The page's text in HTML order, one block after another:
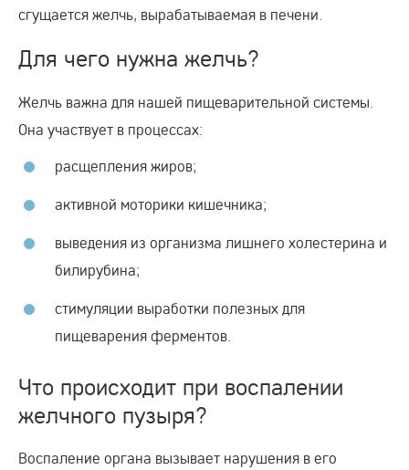
сгущается желчь, вырабатываемая в печени.
Для чего нужна желчь?
Желчь важна для нашей пищеварительной системы.
Она участвует в процессах:
расщепления жиров;
активной моторики кишечника;
выведения из организма лишнего холестерина и
билирубина;
стимуляции выработки полезных для
пищеварения ферментов.
Что происходит при воспалении
желчного пузыря?
Воспаление органа вызывает нарушения в его